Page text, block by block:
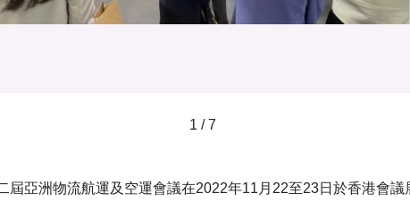
1 / 7
屆亞洲物流航運及空運會議在2022年11月22至23日於香港會